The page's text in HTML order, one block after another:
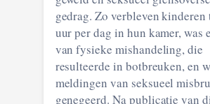
gedrag. Zo verbleven
uur per dag in hun kamer, was
van fysieke mishandeling, die
resulteerde in botbreuken, en
meldingen van seksueel
genegeerd. Na publicatie van